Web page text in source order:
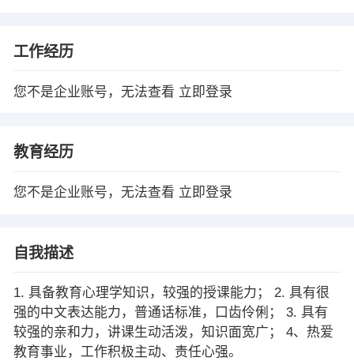
工作经历
您不是企业账号，无法查看 立即登录
教育经历
您不是企业账号，无法查看 立即登录
自我描述
1. 具备教育心理学知识，较强的授课能力； 2. 具有很
强的中文表达能力，普通话标准，口齿伶俐； 3. 具有
较强的亲和力，讲课生动活泼，知识面宽广； 4、热爱
教育事业，工作积极主动、责任心强。